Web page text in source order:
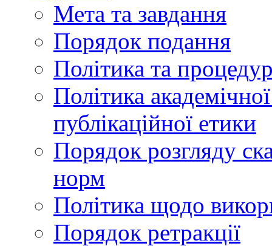
Мета та завдання
Порядок подання
Політика та
Політика
публікаційної етики
Порядок розгляду
норм
Політика щодо
Порядок ретракції